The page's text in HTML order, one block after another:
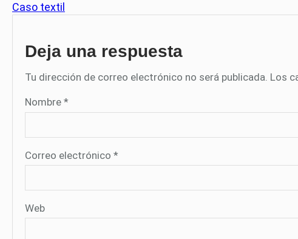
Caso textil
Deja una respuesta
Tu dirección de correo electrónico no será publicada. Los
Nombre *
Correo electrónico *
Web